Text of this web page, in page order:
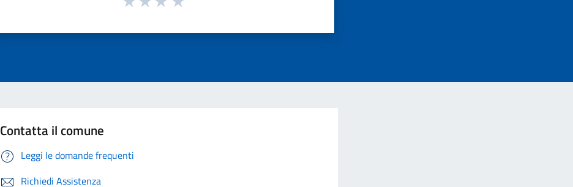
Contatta il comune
Leggi le domande frequenti
Richiedi Assistenza